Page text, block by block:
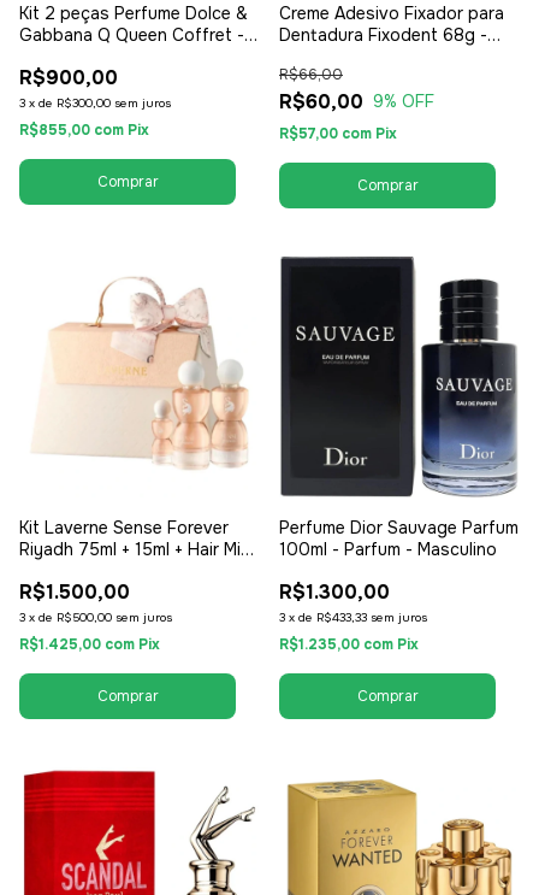
Kit 2 peças Perfume Dolce &
Gabbana Q Queen Coffret -
Kit - EDP Eau de Parfum -
Feminino
R$900,00
3 x de R$300,00 sem juros
R$855,00 com Pix
Creme Adesivo Fixador para
Dentadura Fixodent 68g -
R$60,00
R$66,00
9% OFF
R$57,00 com Pix
Kit Laverne Sense Forever
Riyadh 75ml + 15ml + Hair Mist
Feminino
R$1.500,00
3 x de R$500,00 sem juros
R$1.425,00 com Pix
Perfume Dior Sauvage Parfum
100ml - Parfum - Masculino
R$1.300,00
3 x de R$433,33 sem juros
R$1.235,00 com Pix